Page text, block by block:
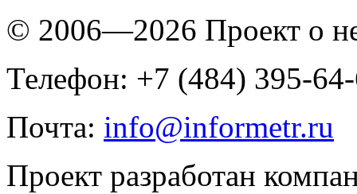
© 2006—2026 Проект о
Телефон: +7 (484) 395-
Почта: info@informetr.ru
Проект разработан